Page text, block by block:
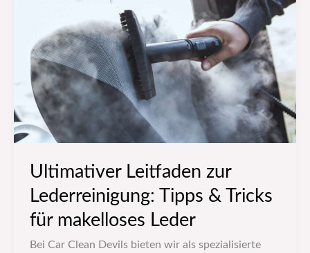
Ultimativer Leitfaden zur
Lederreinigung: Tipps & Tricks
für makelloses Leder
Bei Car Clean Devils bieten wir als spezialisierte
Lederreinigung:
Tipps
&
Tricks
für
makelloses
Leder